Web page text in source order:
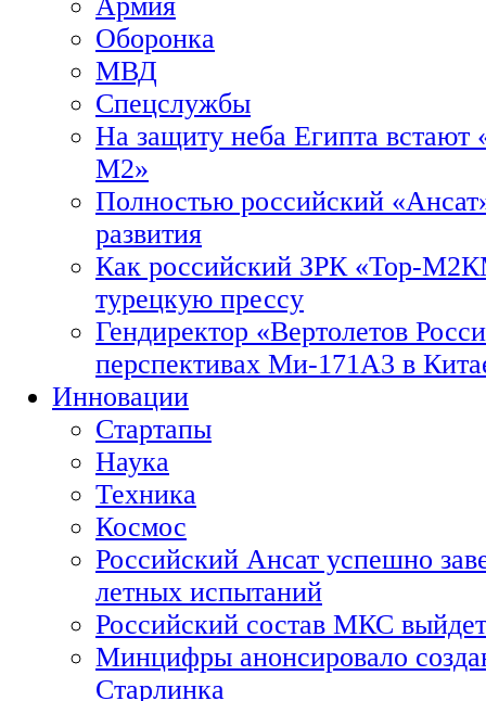
Оборонка
МВД
Спецслужбы
На защиту неба Египта встают
М2»
Полностью российский
развития
Как российский ЗРК «Тор-
турецкую прессу
Гендиректор «Вертолетов
перспективах Ми-171А3 в
Инновации
Стартапы
Наука
Техника
Космос
Российский Ансат успешно
летных испытаний
Российский состав МКС
Минцифры анонсировало
Старлинка